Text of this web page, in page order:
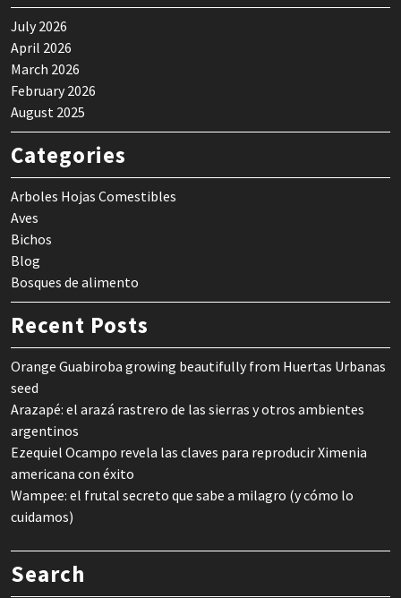
July 2026
April 2026
March 2026
February 2026
August 2025
Categories
Arboles Hojas Comestibles
Aves
Bichos
Blog
Bosques de alimento
Recent Posts
Orange Guabiroba growing beautifully from Huertas Urbanas
seed
Arazapé: el arazá rastrero de las sierras y otros ambientes
argentinos
Ezequiel Ocampo revela las claves para reproducir Ximenia
americana con éxito
Wampee: el frutal secreto que sabe a milagro (y cómo lo
cuidamos)
Search